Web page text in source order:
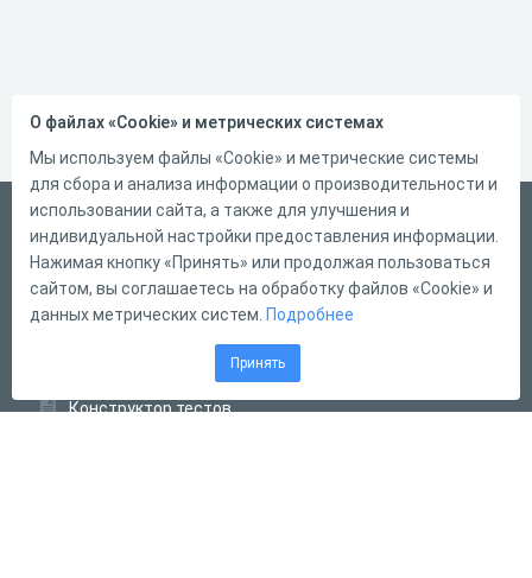
Русский
Справка
Форма обратной связи
Конструктор тестов
О файлах «Cookie» и метрических системах
Мы используем файлы «Cookie» и метрические системы
для сбора и анализа информации о производительности и
использовании сайта, а также для улучшения и
индивидуальной настройки предоставления информации.
Нажимая кнопку «Принять» или продолжая пользоваться
сайтом, вы соглашаетесь на обработку файлов «Cookie» и
данных метрических систем. Подробнее
Принять